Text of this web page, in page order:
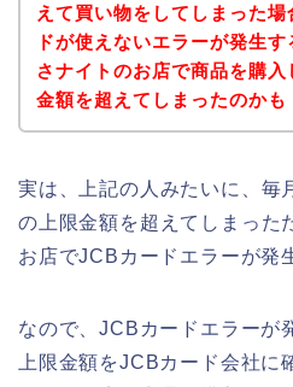
えて買い物をしてしまった
ドが使えないエラーが発生
さナイトのお店で商品を購入
金額を超えてしまったのかも
実は、上記の人みたいに、毎
の上限金額を超えてしまった
お店でJCBカードエラーが発
なので、JCBカードエラーが
上限金額をJCBカード会社に